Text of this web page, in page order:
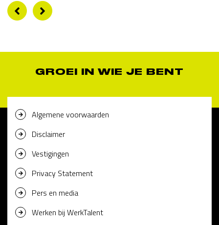
GROEI IN WIE JE BENT
Algemene voorwaarden
Disclaimer
Vestigingen
Privacy Statement
Pers en media
Werken bij WerkTalent